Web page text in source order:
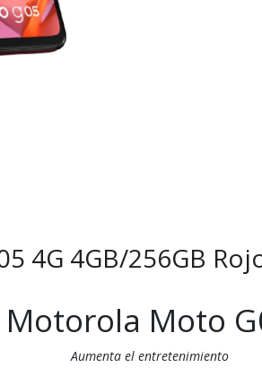
4G 4GB/256GB
Motorola Moto
Aumenta el entretenimiento